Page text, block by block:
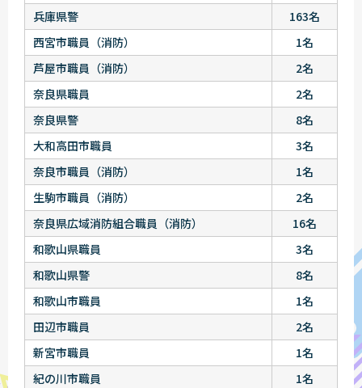
兵庫県警
163名
西宮市職員（消防）
1名
芦屋市職員（消防）
2名
奈良県職員
2名
奈良県警
8名
大和高田市職員
3名
奈良市職員（消防）
1名
生駒市職員（消防）
2名
奈良県広域消防組合職員（消防）
16名
和歌山県職員
3名
和歌山県警
8名
和歌山市職員
1名
田辺市職員
2名
新宮市職員
1名
紀の川市職員
1名